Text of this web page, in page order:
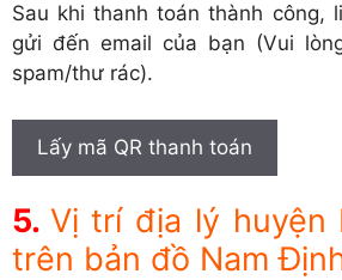
Sau khi thanh toán thành công,
gửi đến email của bạn (Vui
spam/thư rác).
Lấy mã QR thanh toán
Vị trí địa lý huyện
trên bản đồ Nam